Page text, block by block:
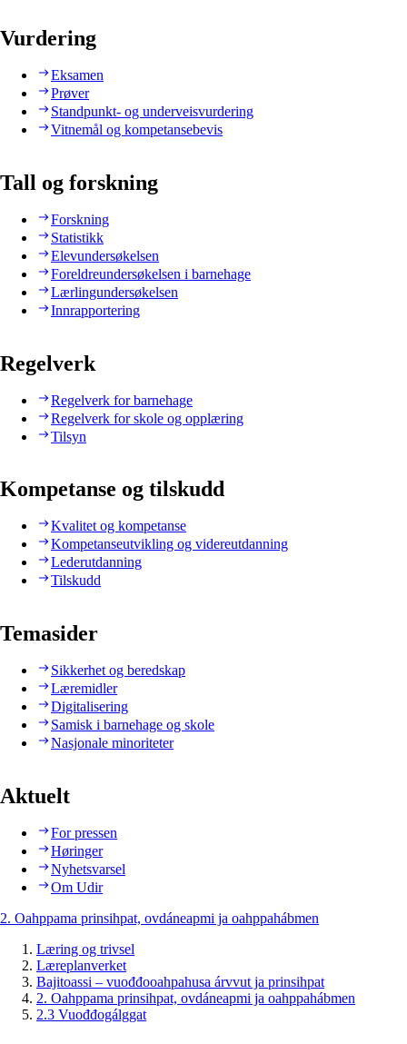
Vurdering
Eksamen
Prøver
Standpunkt- og underveisvurdering
Vitnemål og kompetansebevis
Tall og forskning
Forskning
Statistikk
Elevundersøkelsen
Foreldreundersøkelsen i barnehage
Lærlingundersøkelsen
Innrapportering
Regelverk
Regelverk for barnehage
Regelverk for skole og opplæring
Tilsyn
Kompetanse og tilskudd
Kvalitet og kompetanse
Kompetanseutvikling og videreutdanning
Lederutdanning
Tilskudd
Temasider
Sikkerhet og beredskap
Læremidler
Digitalisering
Samisk i barnehage og skole
Nasjonale minoriteter
Aktuelt
For pressen
Høringer
Nyhetsvarsel
Om Udir
2. Oahppama prinsihpat, ovdáneapmi ja oahppahábmen
Læring og trivsel
Læreplanverket
Bajitoassi – vuođđooahpahusa árvvut ja prinsihpat
2. Oahppama prinsihpat, ovdáneapmi ja oahppahábmen
2.3 Vuođđogálggat